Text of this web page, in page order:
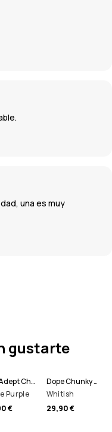
una es muy
gustarte
Dope Adept Chaqueta Snowboard Hombre
Purple
€
Dope Chunky Gorro
Whitish
29,90 €